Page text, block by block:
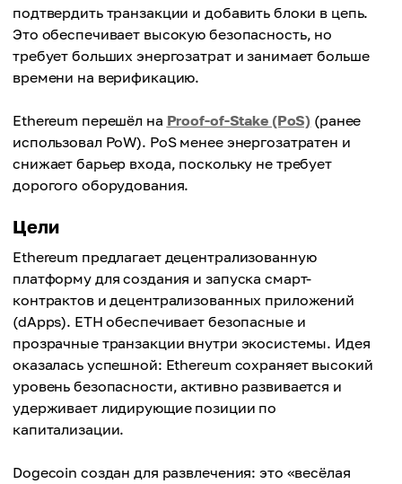
подтвердить транзакции и добавить блоки в цепь.
Это обеспечивает высокую безопасность, но
требует больших энергозатрат и занимает больше
времени на верификацию.
Ethereum перешёл на Proof-of-Stake (PoS) (ранее
использовал PoW). PoS менее энергозатратен и
снижает барьер входа, поскольку не требует
дорогого оборудования.
Цели
Ethereum предлагает децентрализованную
платформу для создания и запуска смарт-
контрактов и децентрализованных приложений
(dApps). ETH обеспечивает безопасные и
прозрачные транзакции внутри экосистемы. Идея
оказалась успешной: Ethereum сохраняет высокий
уровень безопасности, активно развивается и
удерживает лидирующие позиции по
капитализации.
Dogecoin создан для развлечения: это «весёлая